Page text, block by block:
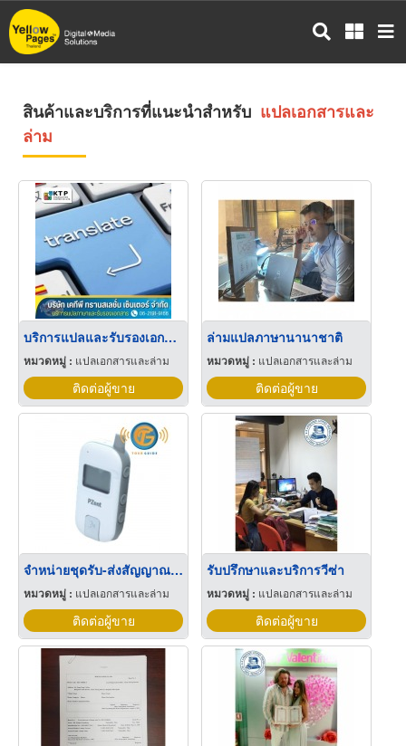
ข้าม
ไป
สินค้าและบริการที่แนะนำสำหรับ แปลเอกสารและ
ล่าม
บริการแปลและรับรองเอกสาร
หมวดหมู่ : แปลเอกสารและล่าม
ติดต่อผู้ขาย
ล่ามแปลภาษานานาชาติ
หมวดหมู่ : แปลเอกสารและล่าม
ติดต่อผู้ขาย
จำหน่ายชุดรับ-ส่งสัญญาณแปลภาษาแบบตอบโต้ได้
หมวดหมู่ : แปลเอกสารและล่าม
ติดต่อผู้ขาย
รับปรึกษาและบริการวีซ่า
หมวดหมู่ : แปลเอกสารและล่าม
ติดต่อผู้ขาย